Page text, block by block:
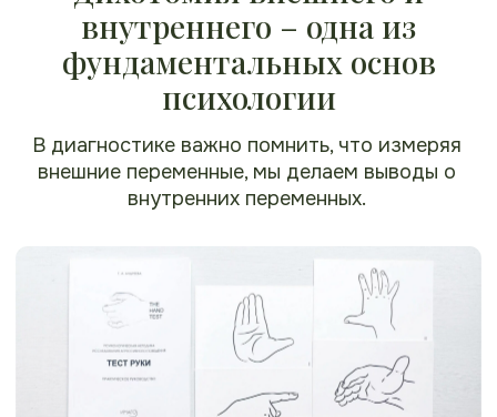
Например, описание картинок рук в методике "Тест
Руки" (Hand-test) связано с личностными
особенностями человека.